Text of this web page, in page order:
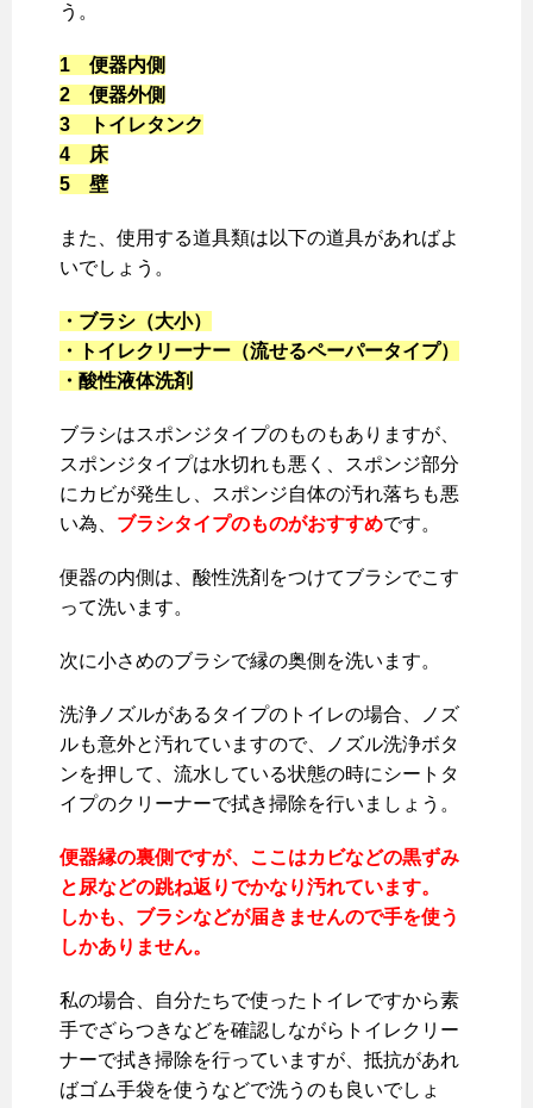
う。
1 便器内側
2 便器外側
3 トイレタンク
4 床
5 壁
また、使用する道具類は以下の道具があればよ
いでしょう。
・ブラシ（大小）
・トイレクリーナー（流せるペーパータイプ）
・酸性液体洗剤
ブラシはスポンジタイプのものもありますが、
スポンジタイプは水切れも悪く、スポンジ部分
にカビが発生し、スポンジ自体の汚れ落ちも悪
い為、 ブラシタイプのものがおすすめです。
便器の内側は、酸性洗剤をつけてブラシでこす
って洗います。
次に小さめのブラシで縁の奥側を洗います。
洗浄ノズルがあるタイプのトイレの場合、ノズ
ルも意外と汚れていますので、ノズル洗浄ボタ
ンを押して、流水している状態の時にシートタ
イプのクリーナーで拭き掃除を行いましょう。
便器縁の裏側ですが、ここはカビなどの黒ずみ
と尿などの跳ね返りでかなり汚れています。
しかも、ブラシなどが届きませんので手を使う
しかありません。
私の場合、自分たちで使ったトイレですから素
手でざらつきなどを確認しながらトイレクリー
ナーで拭き掃除を行っていますが、抵抗があれ
ばゴム手袋を使うなどで洗うのも良いでしょ